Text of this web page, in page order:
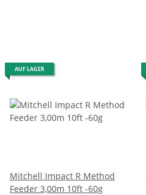
AUF LAGER
Mitchell Impact R Method
Feeder 3,00m 10ft -60g